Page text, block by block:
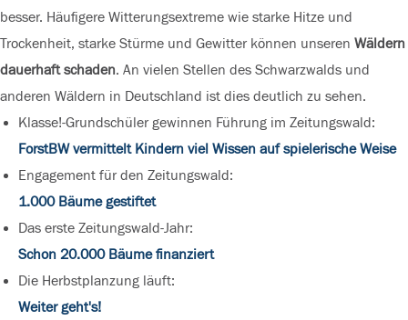
besser. Häufigere Witterungsextreme wie starke Hitze und
Trockenheit, starke Stürme und Gewitter können unseren Wäldern
dauerhaftschaden. An vielen Stellen des Schwarzwalds und
anderen Wäldern in Deutschland ist dies deutlich zu sehen.
Klasse!-Grundschüler gewinnen Führung im Zeitungswald:
ForstBW vermittelt Kindern viel Wissen auf spielerische Weise
Engagement für den Zeitungswald:
1.000 Bäume gestiftet
Das erste Zeitungswald-Jahr:
Schon 20.000 Bäume finanziert
Die Herbstplanzung läuft:
Weiter geht's!